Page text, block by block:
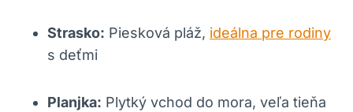
Strasko: Piesková pláž, ideálna pre rodiny
s deťmi
Planjka: Plytký vchod do mora, veľa tieňa